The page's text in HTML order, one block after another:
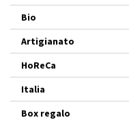
Bio
Artigianato
HoReCa
Italia
Box regalo